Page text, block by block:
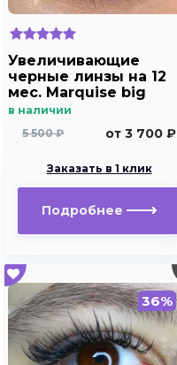
Увеличивающие
черные линзы на 12
мес. Marquise big
black - gray
в наличии
5 500 ₽
от 3 700 ₽
Заказать в 1 клик
Подробнее
36%